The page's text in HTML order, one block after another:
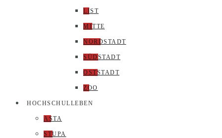
LIST
MITTE
NORDSTADT
SÜDSTADT
OSTSTADT
ZOO
HOCHSCHULLEBEN
ASTA
STUPA